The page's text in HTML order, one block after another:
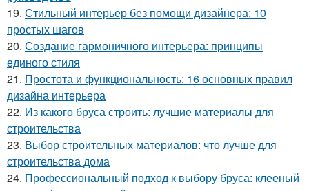
19. Стильный интерьер без помощи дизайнера: 10
простых шагов
20. Создание гармоничного интерьера: принципы
единого стиля
21. Простота и функциональность: 16 основных правил
дизайна интерьера
22. Из какого бруса строить: лучшие материалы для
строительства
23. Выбор строительных материалов: что лучше для
строительства дома
24. Профессиональный подход к выбору бруса: клееный